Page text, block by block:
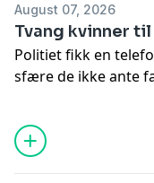
August 07, 2026
Tvang kvinner
Politiet fikk en
sfære de ikke ante